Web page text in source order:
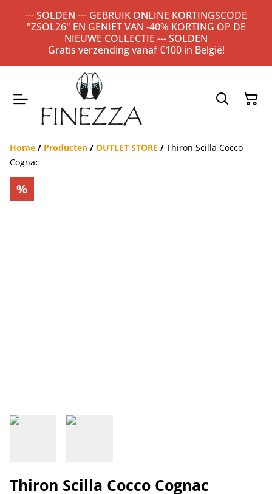
--- SOLDEN --- GEBRUIK ONLINE KORTINGSCODE
"ZSOL26" EN GENIET VAN -40% KORTING OP DE
NIEUWE COLLECTIE --- SOLDEN
Gratis verzending vanaf €100 in België!
Home / Producten / OUTLET STORE / Thiron Scilla Cocco
Cognac
%
Thiron Scilla Cocco Cognac